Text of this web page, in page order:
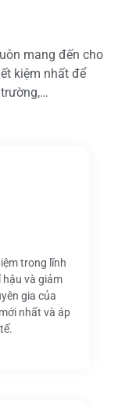
mang đến cho
kiệm nhất để
trong lĩnh
hậu và giảm
gia của
nhất và áp